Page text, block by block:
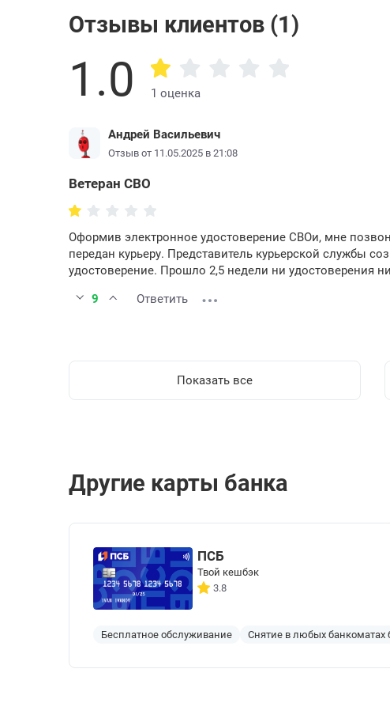
Отзывы клиентов (1)
1.0 1 оценка
Андрей Васильевич
Отзыв от 11.05.2025 в 21:08
Ветеран СВО
Оформив электронное удостоверение СВОи, мне
передан курьеру. Представитель курьерской службы
удостоверение. Прошло 2,5 недели ни удостоверения
9
Ответить
Показать все
Другие карты банка
ПСБ
Твой кешбэк
3.8
Бесплатное обслуживание Снятие в любых банкоматах